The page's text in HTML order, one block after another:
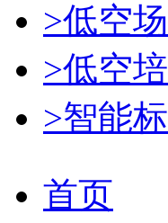
>低空
>低空
>智能
首页